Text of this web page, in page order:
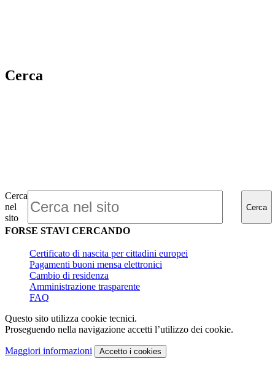
Cerca
Cerca
nel
sito
Cerca
FORSE STAVI CERCANDO
Certificato di nascita per cittadini europei
Pagamenti buoni mensa elettronici
Cambio di residenza
Amministrazione trasparente
FAQ
Questo sito utilizza cookie tecnici.
Proseguendo nella navigazione accetti l’utilizzo dei cookie.
Maggiori informazioni Accetto i cookies